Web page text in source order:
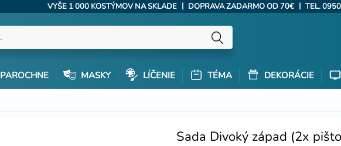
VYŠE 1 000 KOSTÝMOV NA SKLADE | DOPRAVA ZADARMO OD 70€ | TEL.
PAROCHNE MASKY LÍČENIE TÉMA DEKORÁCIE
Sada Divoký západ (2x